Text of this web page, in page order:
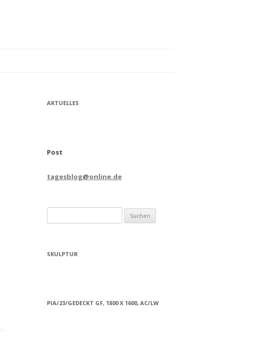
AKTUELLES
Post
tagesblog@online.de
nach:
SKULPTUR
PIA/23/GEDECKT GF, 1800 X 1600, AC/LW